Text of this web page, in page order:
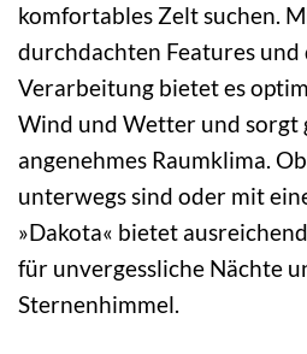
komfortables Zelt suchen.
durchdachten Features
Verarbeitung bietet es
Wind und Wetter und sorgt
angenehmes Raumklima.
unterwegs sind oder mit
»Dakota« bietet
für unvergessliche Nächte
Sternenhimmel.